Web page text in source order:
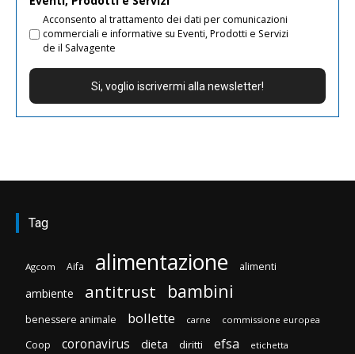
Acconsento al trattamento dei dati per comunicazioni
commerciali e informative su Eventi, Prodotti e Servizi
de il Salvagente
Tag
Agcom Aifa alimentazione alimenti
ambiente antitrust bambini
benessere animale bollette carne commissione europea
Coop coronavirus dieta diritti efsa etichetta